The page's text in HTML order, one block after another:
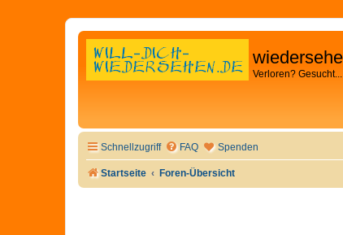
Verloren?
Schnellzugriff FAQ Spenden
Startseite Foren-Übersicht